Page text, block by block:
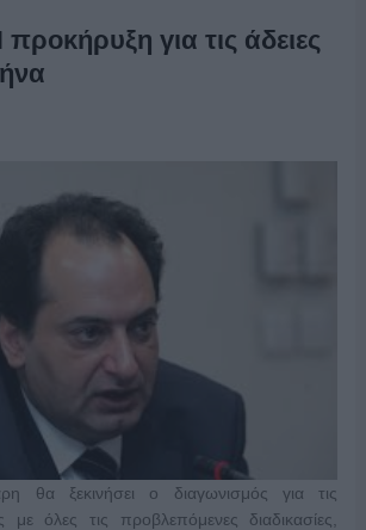
για τις άδειες
θα ξεκινήσει ο διαγωνισμός για τις
με όλες τις προβλεπόμενες διαδικασίες,